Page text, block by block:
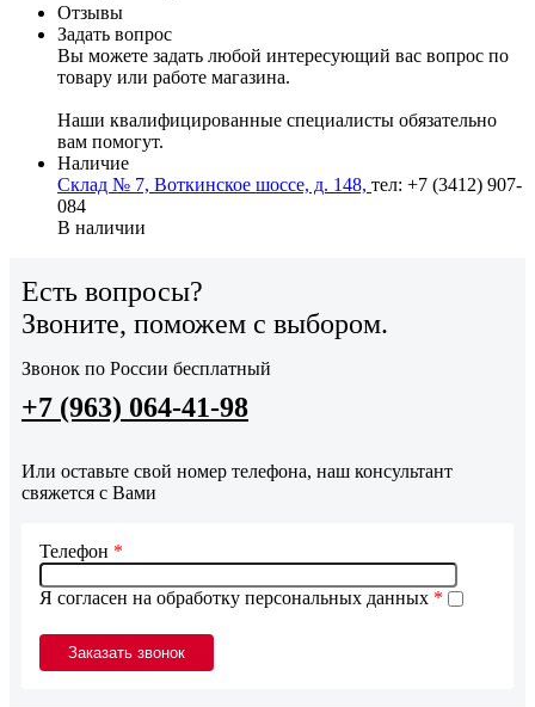
Отзывы
Задать вопрос
Вы можете задать любой интересующий вас вопрос по
товару или работе магазина.
Наши квалифицированные специалисты обязательно
вам помогут.
Наличие
Склад № 7, Воткинское шоссе, д. 148, тел: +7 (3412) 907-
084
В наличии
Есть вопросы?
Звоните, поможем с выбором.
Звонок по России бесплатный
+7 (963) 064-41-98
Или оставьте свой номер телефона, наш консультант
свяжется с Вами
Я согласен на обработку персональных данных *
Телефон *